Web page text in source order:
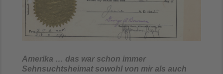
Amerika … das war schon immer
Sehnsuchtsheimat sowohl von mir als auch